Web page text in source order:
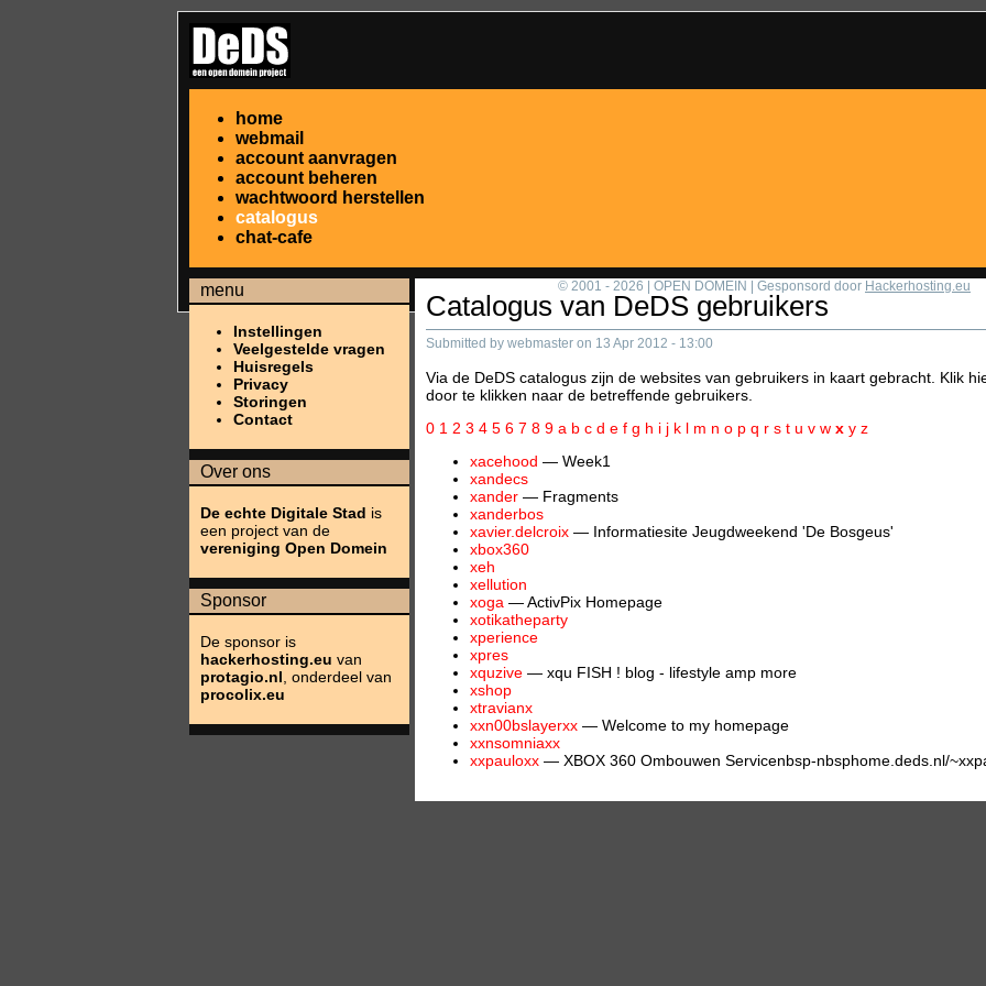
home
webmail
account aanvragen
account beheren
wachtwoord herstellen
catalogus
chat-cafe
menu
Instellingen
Veelgestelde vragen
Huisregels
Privacy
Storingen
Contact
Over ons
De echte Digitale Stad is
een project van de
vereniging Open Domein
Sponsor
De sponsor is
hackerhosting.eu van
protagio.nl , onderdeel van
procolix.eu
Catalogus van DeDS gebruikers
Submitted by webmaster on 13 Apr 2012 - 13:00
Via de DeDS catalogus zijn de websites van gebruikers in kaart gebracht. Klik
door te klikken naar de betreffende gebruikers.
0 1 2 3 4 5 6 7 8 9 a b c d e f g h i j k l m n o p q r s t u v w x y z
xacehood — Week1
xandecs
xander — Fragments
xanderbos
xavier.delcroix — Informatiesite Jeugdweekend 'De Bosgeus'
xbox360
xeh
xellution
xoga — ActivPix Homepage
xotikatheparty
xperience
xpres
xquzive — xqu FISH ! blog - lifestyle amp more
xshop
xtravianx
xxn00bslayerxx — Welcome to my homepage
xxnsomniaxx
xxpauloxx — XBOX 360 Ombouwen Servicenbsp-nbsphome.deds.nl/
© 2001 - 2026 | OPEN DOMEIN | Gesponsord door Hackerhosting.eu